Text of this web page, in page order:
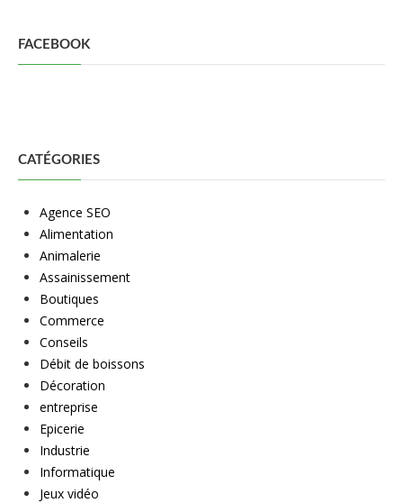
FACEBOOK
CATÉGORIES
Agence SEO
Alimentation
Animalerie
Assainissement
Boutiques
Commerce
Conseils
Débit de boissons
Décoration
entreprise
Epicerie
Industrie
Informatique
Jeux vidéo